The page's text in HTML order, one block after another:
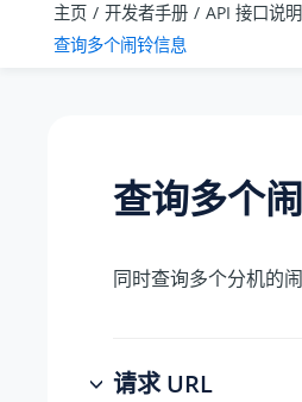
主页 开发者手册 API 接口说明
查询多个闹铃信息
查询多个
同时查询多个分机的闹
请求 URL